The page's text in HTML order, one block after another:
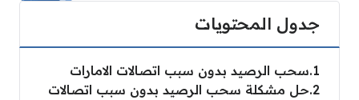
جدول المحتويات
1 سحب الرصيد بدون سبب اتصالات الامارات
2 حل مشكلة سحب الرصيد بدون سبب اتصالات